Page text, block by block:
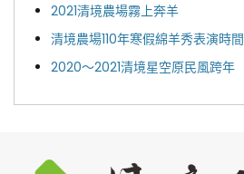
2021清境農場霧上奔羊
清境農場110年寒假綿羊秀表演時間
2020～2021清境星空原民風跨年